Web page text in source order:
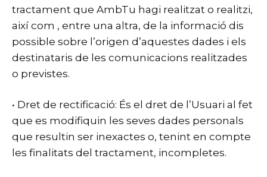
tractament que AmbTu hagi realitzat o realitzi,
així com , entre una altra, de la informació dis
possible sobre l’origen d’aquestes dades i els
destinataris de les comunicacions realitzades
o previstes.
• Dret de rectificació: És el dret de l’Usuari al fet
que es modifiquin les seves dades personals
que resultin ser inexactes o, tenint en compte
les finalitats del tractament, incompletes.